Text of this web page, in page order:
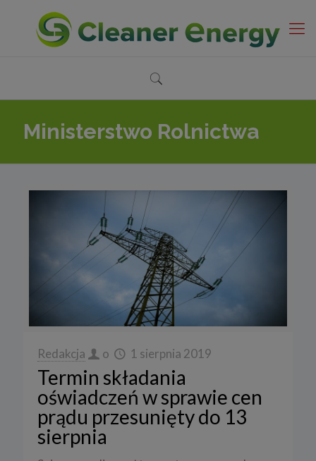
Ministerstwo Rolnictwa
Redakcja o 1 sierpnia 2019
Termin składania
oświadczeń w sprawie cen
prądu przesunięty do 13
sierpnia